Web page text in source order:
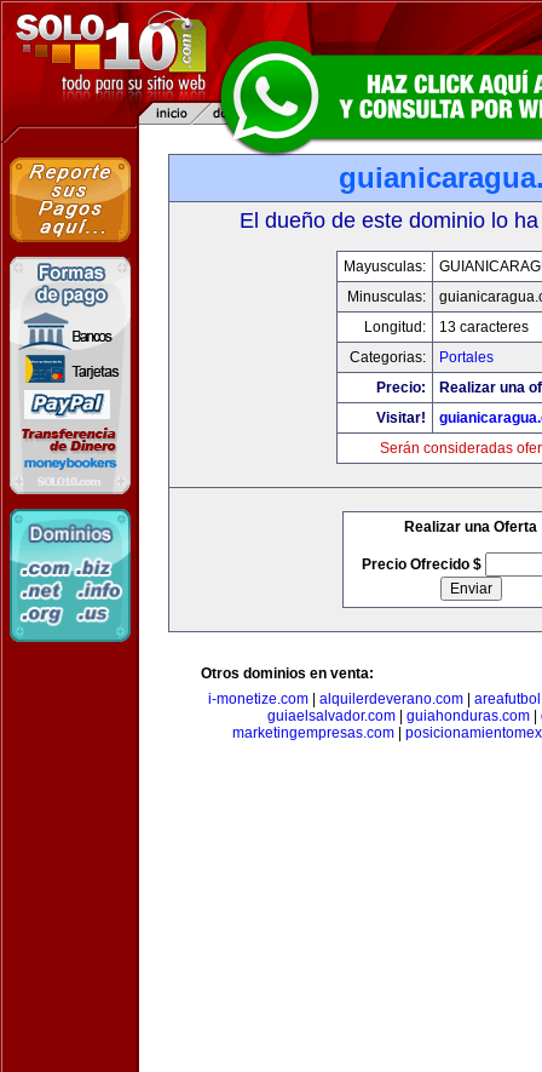
El dueño de este dominio lo
Mayusculas:
Minusculas:
Longitud:
13 caracteres
Categorias:
Portales
Precio:
Realizar una
Visitar!
Serán consideradas
Realizar una Oferta
Precio Ofrecido $
Otros dominios en venta:
i-monetize.com
alquilerdeverano.com
guiaelsalvador.com| guiahonduras.com|
marketingempresas.com